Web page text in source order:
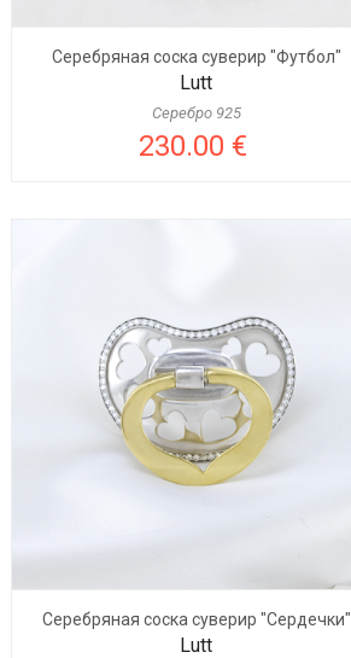
Серебряная соска суверир "Футбол"
Lutt
Серебро 925
230.00 €
Серебряная соска суверир "Сердечки"
Lutt